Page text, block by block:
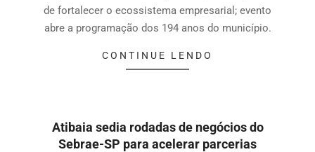
de fortalecer o ecossistema empresarial; evento
abre a programação dos 194 anos do município.
CONTINUE LENDO
Atibaia sedia rodadas de negócios do
Sebrae-SP para acelerar parcerias